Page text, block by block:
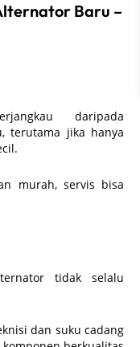
Baru –
daripada
terutama jika hanya
murah, servis bisa
tidak selalu
dan suku cadang